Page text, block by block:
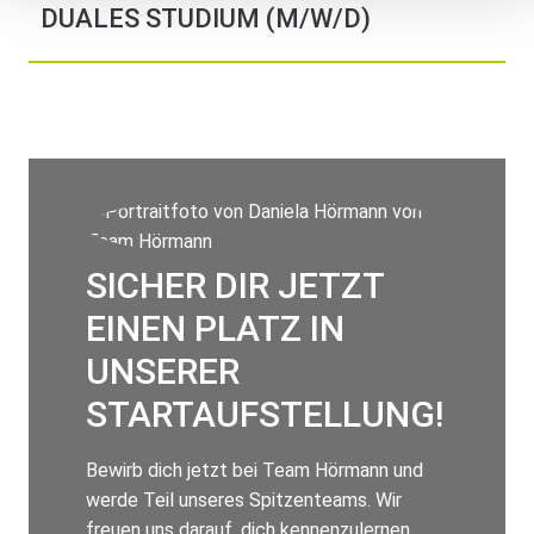
DUALES STUDIUM (M/W/D)
SICHER DIR JETZT
EINEN PLATZ IN
UNSERER
STARTAUFSTELLUNG!
Bewirb dich jetzt bei Team Hörmann und
werde Teil unseres Spitzenteams. Wir
freuen uns darauf, dich kennenzulernen.